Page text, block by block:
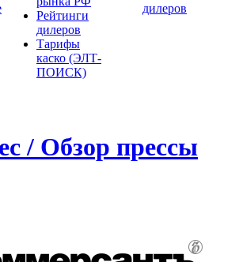
Рейтинги
дилеров
Тарифы
каско (ЭЛТ-
ПОИСК)
дилеров
/ Обзор прессы